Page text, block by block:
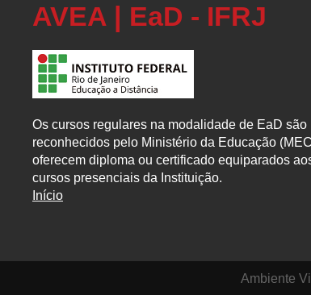
AVEA | EaD - IFRJ
Os cursos regulares na modalidade de EaD são
reconhecidos pelo Ministério da Educação
oferecem diploma ou certificado equiparados
cursos presenciais da Instituição.
Início
Ambiente